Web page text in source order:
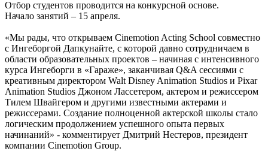
Отбор студентов проводится на конкурсной основе.
Начало занятий – 15 апреля.
«Мы рады, что открываем Cinemotion Acting School совместно
с Ингеборгой Дапкунайте, с которой давно сотрудничаем в
области образовательных проектов – начиная с интенсивного
курса Ингеборги в «Гараже», заканчивая Q&A сессиями с
креативным директором Walt Disney Animation Studios и Pixar
Animation Studios Джоном Лассетером, актером и режиссером
Тилем Швайгером и другими известными актерами и
режиссерами. Создание полноценной актерской школы стало
логическим продолжением успешного опыта первых
начинаний» - комментирует Дмитрий Нестеров, президент
компании Cinemotion Group.